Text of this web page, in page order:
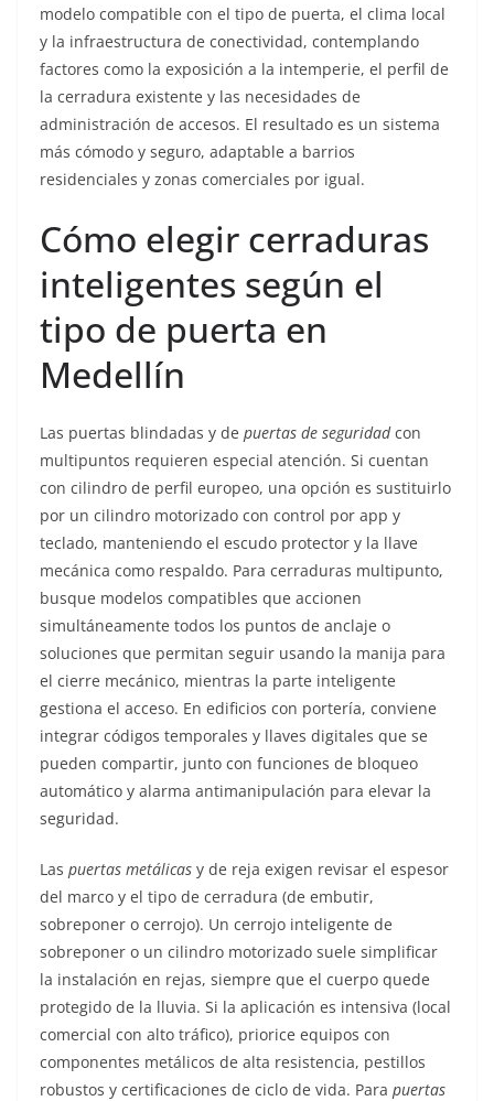
modelo compatible con el tipo de puerta, el clima local
y la infraestructura de conectividad, contemplando
factores como la exposición a la intemperie, el perfil de
la cerradura existente y las necesidades de
administración de accesos. El resultado es un sistema
más cómodo y seguro, adaptable a barrios
residenciales y zonas comerciales por igual.
Cómo elegir cerraduras
inteligentes según el
tipo de puerta en
Medellín
Las puertas blindadas y de puertas de seguridadcon
multipuntos requieren especial atención. Si cuentan
con cilindro de perfil europeo, una opción es sustituirlo
por un cilindro motorizado con control por app y
teclado, manteniendo el escudo protector y la llave
mecánica como respaldo. Para cerraduras multipunto,
busque modelos compatibles que accionen
simultáneamente todos los puntos de anclaje o
soluciones que permitan seguir usando la manija para
el cierre mecánico, mientras la parte inteligente
gestiona el acceso. En edificios con portería, conviene
integrar códigos temporales y llaves digitales que se
pueden compartir, junto con funciones de bloqueo
automático y alarma antimanipulación para elevar la
seguridad.
Las puertas metálicas y de reja exigen revisar el espesor
del marco y el tipo de cerradura (de embutir,
sobreponer o cerrojo). Un cerrojo inteligente de
sobreponer o un cilindro motorizado suele simplificar
la instalación en rejas, siempre que el cuerpo quede
protegido de la lluvia. Si la aplicación es intensiva (local
comercial con alto tráfico), priorice equipos con
componentes metálicos de alta resistencia, pestillos
robustos y certificaciones de ciclo de vida. Para puertas